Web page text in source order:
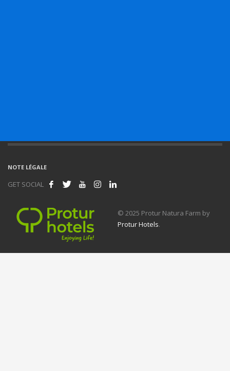
NOTE LÉGALE
GET SOCIAL
© 2025 Protur Natura Farm by
Protur Hotels.